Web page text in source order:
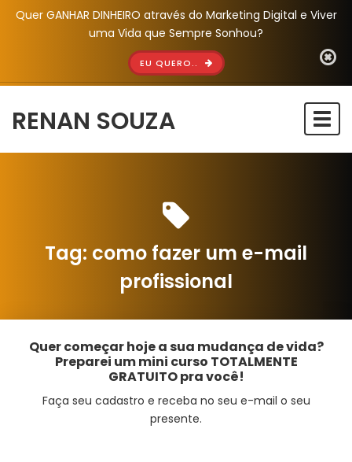
Quer GANHAR DINHEIRO através do Marketing Digital e Viver
uma Vida que Sempre Sonhou?
EU QUERO..
RENAN SOUZA
Tag: como fazer um e-mail
profissional
Quer começar hoje a sua mudança de vida?
Preparei um mini curso TOTALMENTE
GRATUITO pra você!
Faça seu cadastro e receba no seu e-mail o seu
presente.